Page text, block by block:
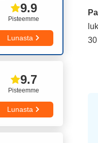
Pisteemme
9.9
Lunasta
Pisteemme
9.7
Lunasta